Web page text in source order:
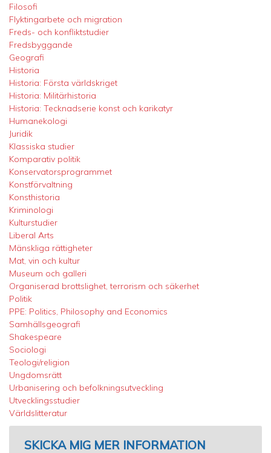
Filosofi
Flyktingarbete och migration
Freds- och konfliktstudier
Fredsbyggande
Geografi
Historia
Historia: Första världskriget
Historia: Militärhistoria
Historia: Tecknadserie konst och karikatyr
Humanekologi
Juridik
Klassiska studier
Komparativ politik
Konservatorsprogrammet
Konstförvaltning
Konsthistoria
Kriminologi
Kulturstudier
Liberal Arts
Mänskliga rättigheter
Mat, vin och kultur
Museum och galleri
Organiserad brottslighet, terrorism och säkerhet
Politik
PPE: Politics, Philosophy and Economics
Samhällsgeografi
Shakespeare
Sociologi
Teologi/religion
Ungdomsrätt
Urbanisering och befolkningsutveckling
Utvecklingsstudier
Världslitteratur
SKICKA MIG MER INFORMATION